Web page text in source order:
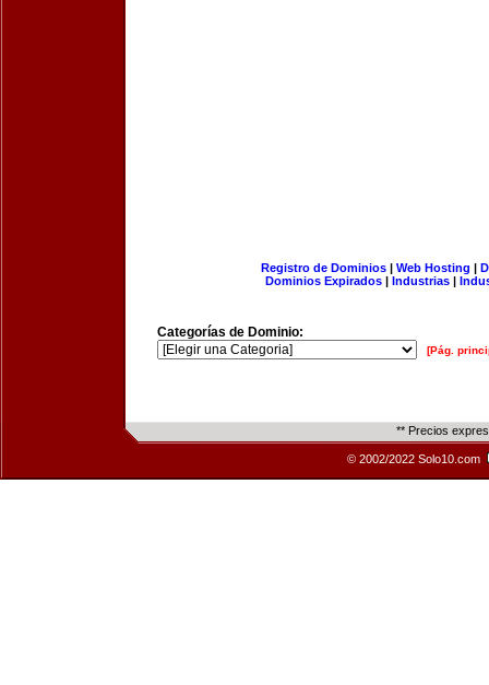
Registro de Dominios| Web Hosting |
Dominios Expirados | Industrias |
Categorías de Dominio:
[Pág.
** Precios
© 2002/2022 Solo10.com